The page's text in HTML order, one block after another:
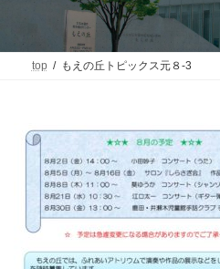
top もえの丘トピックス元８-3